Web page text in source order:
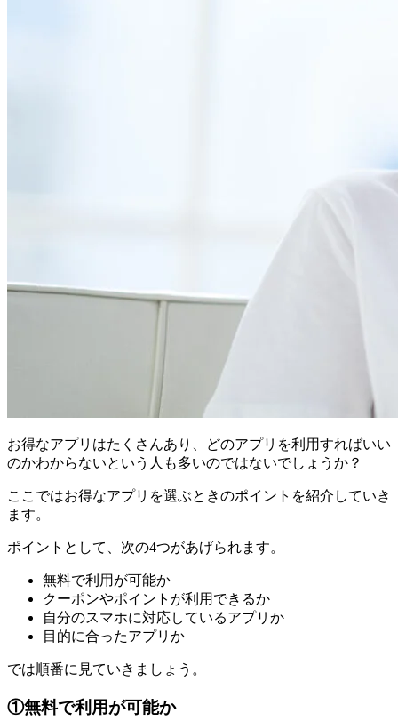
お得なアプリはたくさんあり、どのアプリを利用すればいい
のかわからないという人も多いのではないでしょうか？
ここではお得なアプリを選ぶときのポイントを紹介していき
ます。
ポイントとして、次の4つがあげられます。
無料で利用が可能か
クーポンやポイントが利用できるか
自分のスマホに対応しているアプリか
目的に合ったアプリか
では順番に見ていきましょう。
①無料で利用が可能か